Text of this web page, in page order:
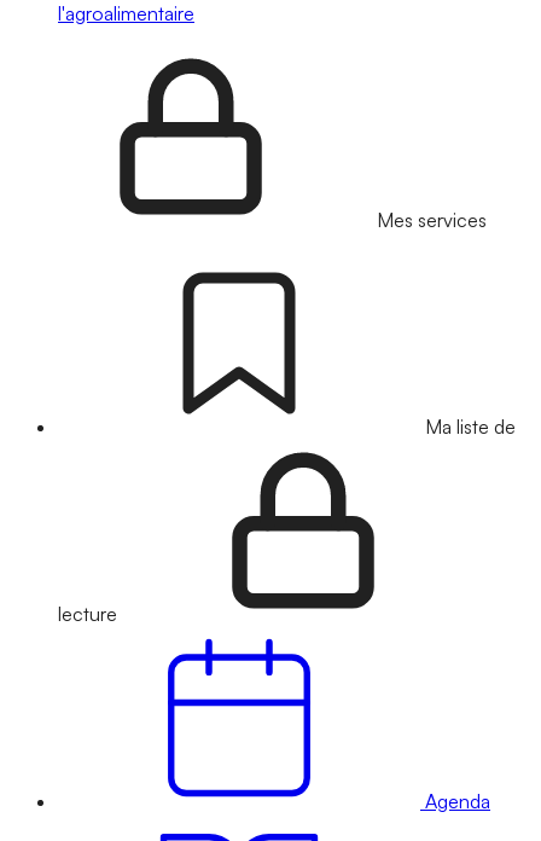
l'agroalimentaire
Mes services
Ma liste de
lecture
Agenda